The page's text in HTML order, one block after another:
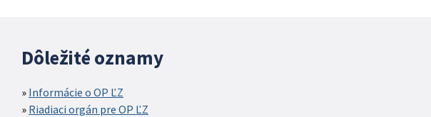
Dôležité oznamy
Informácie o OP ĽZ
Riadiaci orgán pre OP ĽZ